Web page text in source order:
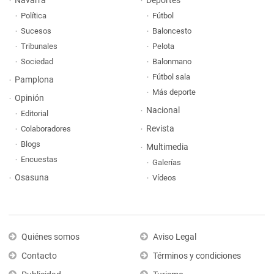
Política
Sucesos
Tribunales
Sociedad
Pamplona
Opinión
Editorial
Colaboradores
Blogs
Encuestas
Osasuna
Fútbol
Baloncesto
Pelota
Balonmano
Fútbol sala
Más deporte
Nacional
Revista
Multimedia
Galerías
Vídeos
Quiénes somos
Contacto
Aviso Legal
Términos y condiciones